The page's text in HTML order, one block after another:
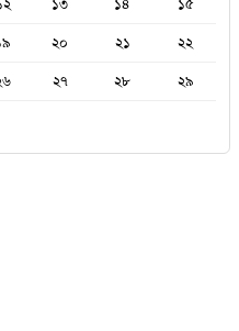
১৩ ১৪
১৫
২০ ২১
২২
২৭ ২৮
২৯